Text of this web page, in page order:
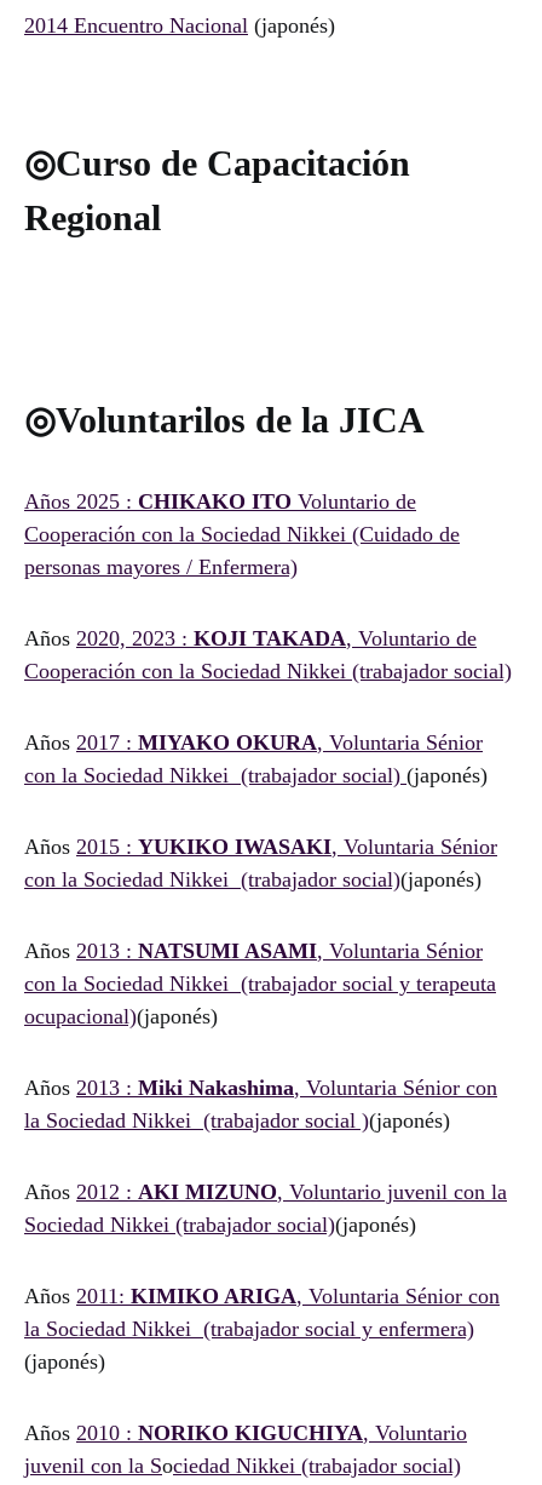
2014 Encuentro Nacional (japonés)
◎Curso de Capacitación
Regional
◎Voluntarilos de la JICA
Años 2025 : CHIKAKO ITO Voluntario de
Cooperación con la Sociedad Nikkei (Cuidado de
personas mayores / Enfermera)
Años 2020, 2023 : KOJI TAKADA, Voluntario de
Cooperación con la Sociedad Nikkei (trabajador social)
Años 2017 : MIYAKO OKURA, Voluntaria Sénior
con la Sociedad Nikkei (trabajador social) (japonés)
Años 2015 : YUKIKO IWASAKI, Voluntaria Sénior
con la Sociedad Nikkei (trabajador social)(japonés)
Años 2013 : NATSUMI ASAMI, Voluntaria Sénior
con la Sociedad Nikkei (trabajador social y terapeuta
ocupacional)(japonés)
Años 2013 : Miki Nakashima, Voluntaria Sénior con
la Sociedad Nikkei (trabajador social )(japonés)
Años 2012 : AKI MIZUNO, Voluntario juvenil con la
Sociedad Nikkei (trabajador social)(japonés)
Años 2011: KIMIKO ARIGA, Voluntaria Sénior con
la Sociedad Nikkei (trabajador social y enfermera)
(japonés)
Años 2010 : NORIKO KIGUCHIYA, Voluntario
juvenil con la Sociedad Nikkei (trabajador social)